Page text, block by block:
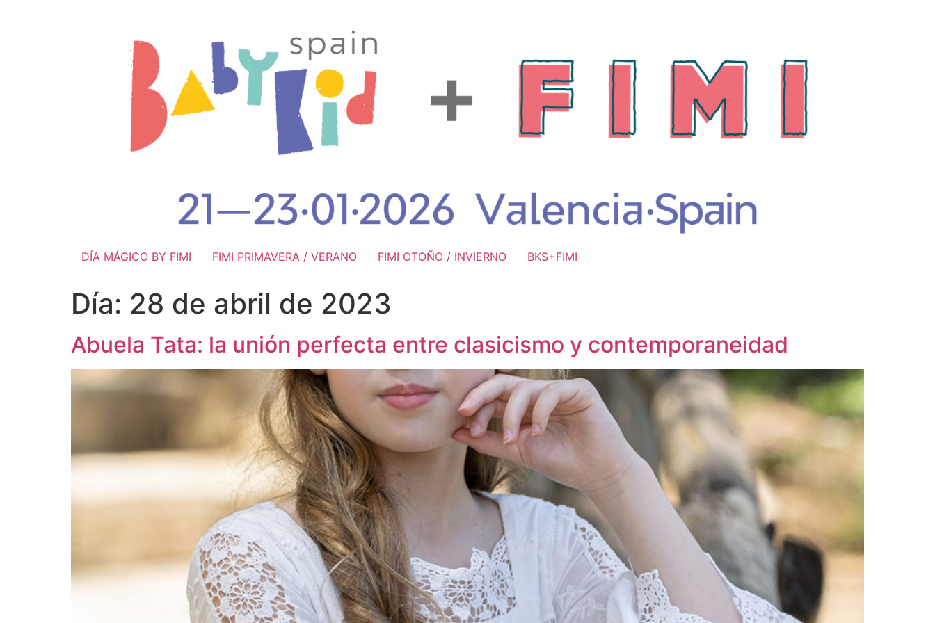
DÍA MÁGICO BY FIMI FIMI PRIMAVERA / VERANO FIMI OTOÑO / INVIERNO BKS+FIMI
Día: 28 de abril de 2023
Abuela Tata: la unión perfecta entre clasicismo y contemporaneidad